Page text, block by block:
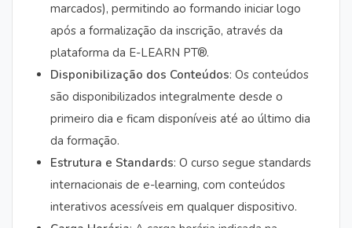
marcados), permitindo ao formando iniciar logo
após a formalização da inscrição, através da
plataforma da E-LEARN PT®.
Disponibilização dos Conteúdos: Os conteúdos
são disponibilizados integralmente desde o
primeiro dia e ficam disponíveis até ao último dia
da formação.
Estrutura e Standards: O curso segue standards
internacionais de e-learning, com conteúdos
interativos acessíveis em qualquer dispositivo.